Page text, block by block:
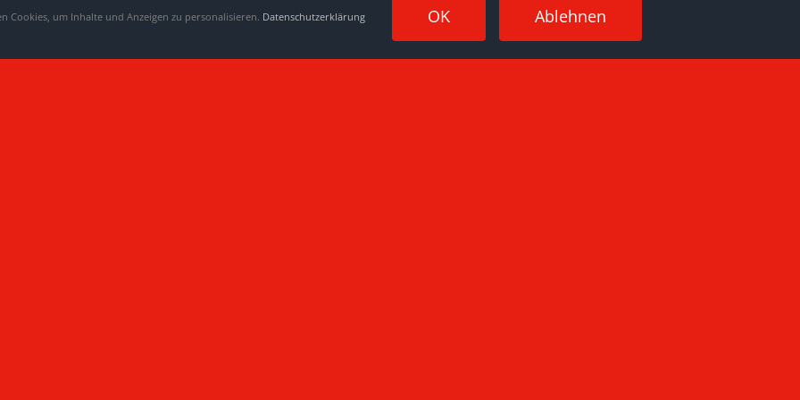
Jugendfeuerwehr Medelby-Holt Jugendfeuerwehr Großenwiehe
Cookies, um Inhalte und Anzeigen zu personalisieren. Datenschutzerklärung OK Ablehnen